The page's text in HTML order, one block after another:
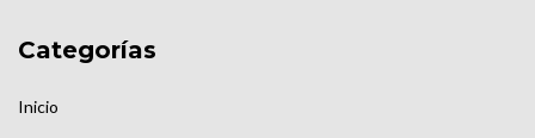
Categorías
Inicio